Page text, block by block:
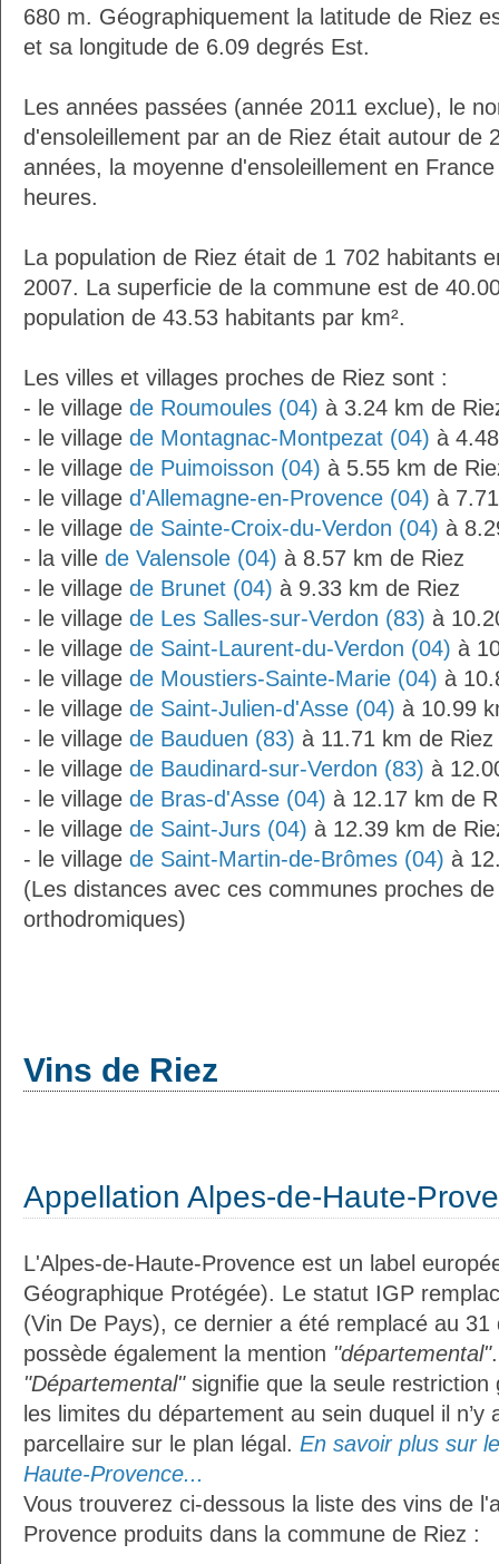
680 m. Géographiquement la latitude de Riez
et sa longitude de 6.09 degrés Est.
Les années passées (année 2011 exclue), le
d'ensoleillement par an de Riez était autour de
années, la moyenne d'ensoleillement en
heures.
La population de Riez était de 1 702 habitants
2007. La superficie de la commune est de
population de 43.53 habitants par km².
Les villes et villages proches de Riez sont :
- le village de Roumoules (04) à 3.24 km de
- le village de Montagnac-Montpezat (04) à
- le village de Puimoisson (04) à 5.55 km de
- le village d'Allemagne-en-Provence (04) à
- le village de Sainte-Croix-du-Verdon (04) à
- la ville de Valensole (04) à 8.57 km de Riez
- le village de Brunet (04) à 9.33 km de Riez
- le village de Les Salles-sur-Verdon (83) à
- le village de Saint-Laurent-du-Verdon (04) à
- le village de Moustiers-Sainte-Marie (04) à
- le village de Saint-Julien-d'Asse (04) à 10.99
- le village de Bauduen (83) à 11.71 km de Riez
- le village de Baudinard-sur-Verdon (83) à
- le village de Bras-d'Asse (04) à 12.17 km de
- le village de Saint-Jurs (04) à 12.39 km de
- le village de Saint-Martin-de-Brômes (04) à
(Les distances avec ces communes proches
orthodromiques)
Vins de Riez
Appellation Alpes-de-Haute-
L'Alpes-de-Haute-Provence est un label
Géographique Protégée). Le statut IGP
(Vin De Pays), ce dernier a été remplacé au 31
possède également la mention "départemental"
"Départemental"signifie que la seule restriction
les limites du département au sein duquel il n’y
parcellaire sur le plan légal. En savoir plus sur
Haute-Provence...
Vous trouverez ci-dessous la liste des vins de
Provence produits dans la commune de Riez :